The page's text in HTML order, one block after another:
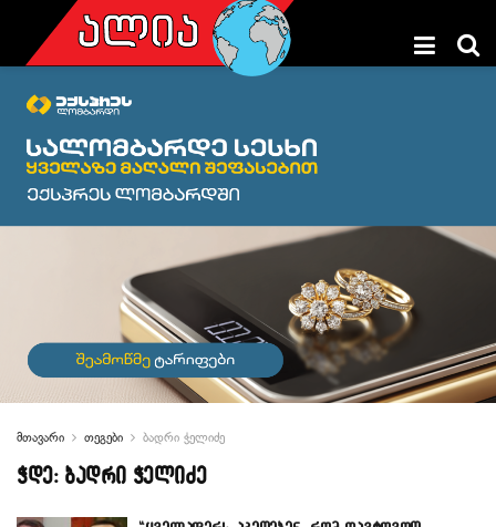
მთავარი თეგები ბადრი ჭელიძე
ჭდე: ბადრი ჭელიძე